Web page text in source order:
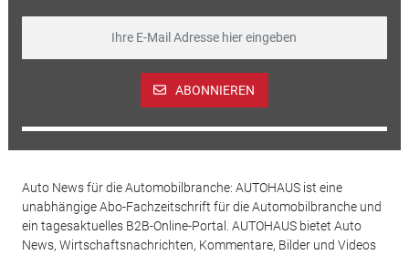
ABONNIEREN
Auto News für die Automobilbranche: AUTOHAUS ist eine
unabhängige Abo-Fachzeitschrift für die Automobilbranche und
ein tagesaktuelles B2B-Online-Portal. AUTOHAUS bietet Auto
News, Wirtschaftsnachrichten, Kommentare, Bilder und Videos